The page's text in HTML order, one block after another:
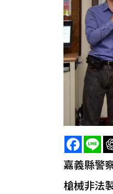
嘉義縣警
槍械非法